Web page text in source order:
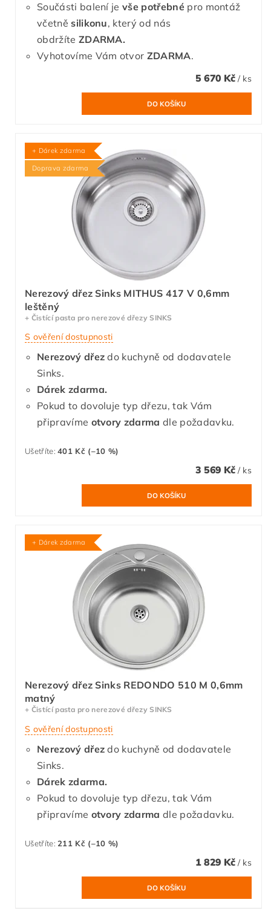
Součásti balení jevše potřebnépro montáž
včetněsilikonu, který od nás
obdržíte ZDARMA.
Vyhotovíme Vám otvor ZDARMA.
5 670 Kč / ks
+ Dárek zdarma
Doprava zdarma
Nerezový dřez Sinks MITHUS 417 V 0,6mm
leštěný
+ Čistící pasta pro nerezové dřezy SINKS
S ověření dostupnosti
Nerezový dřez do kuchyně od dodavatele
Sinks.
Dárek zdarma.
Pokud to dovoluje typ dřezu, tak Vám
připravíme otvory zdarma dle požadavku.
Ušetříte:401 Kč (–10 %)
3 569 Kč / ks
+ Dárek zdarma
Nerezový dřez Sinks REDONDO 510 M 0,6mm
matný
+ Čistící pasta pro nerezové dřezy SINKS
S ověření dostupnosti
Nerezový dřez do kuchyně od dodavatele
Sinks.
Dárek zdarma.
Pokud to dovoluje typ dřezu, tak Vám
připravíme otvory zdarma dle požadavku.
Ušetříte: 211 Kč (–10 %)
1 829 Kč / ks